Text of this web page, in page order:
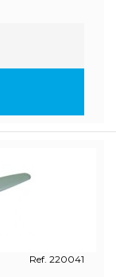
Ref. 220041